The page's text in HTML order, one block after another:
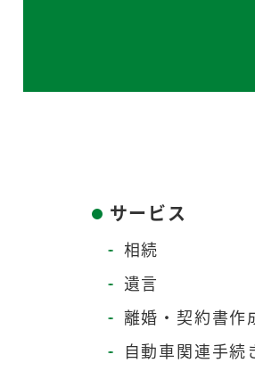
サービス
相続
遺言
離婚・契約書作
自動車関連手続